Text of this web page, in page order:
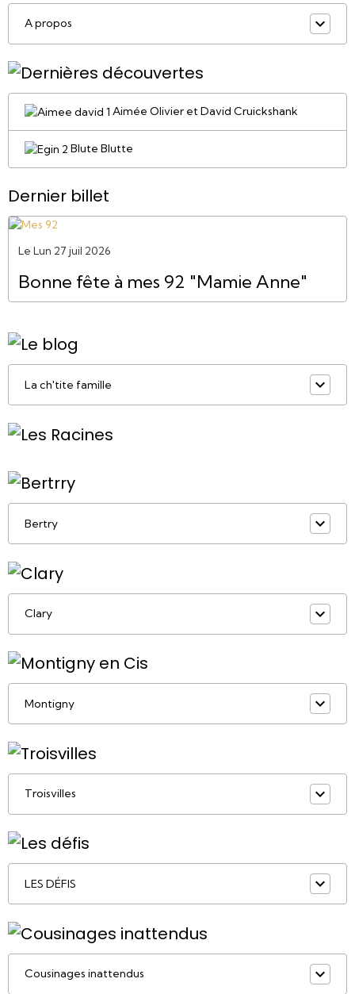
A propos
Aimée Olivier et David Cruickshank
Blute Blutte
Dernier billet
Le Lun 27 juil 2026
Bonne fête à mes 92 "Mamie Anne"
La ch'tite famille
Bertry
Clary
Montigny
Troisvilles
LES DÉFIS
Cousinages inattendus